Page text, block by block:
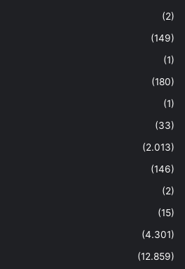
(2)
(149)
(1)
(180)
(1)
(33)
(2.013)
(146)
(2)
(15)
(4.301)
(12.859)